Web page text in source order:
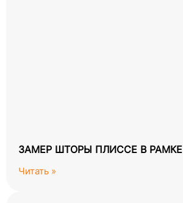
ЗАМЕР ШТОРЫ ПЛИССЕ В РАМКЕ
Читать »